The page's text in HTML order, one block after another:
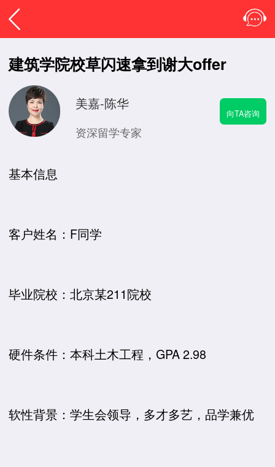
建筑学院校草闪速拿到谢大offer
美嘉-陈华
资深留学专家
向TA咨询
基本信息
客户姓名：F同学
毕业院校：北京某211院校
硬件条件：本科土木工程，GPA 2.98
软性背景：学生会领导，多才多艺，品学兼优